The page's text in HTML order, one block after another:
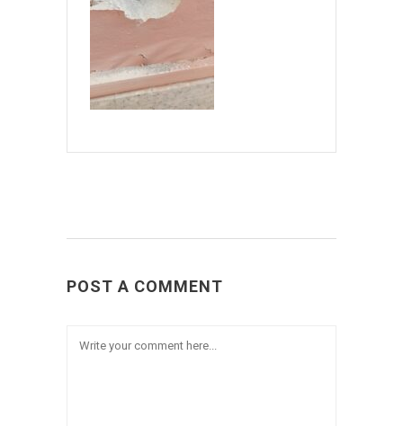
POST A COMMENT